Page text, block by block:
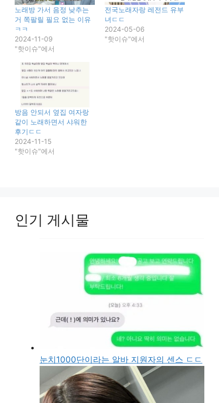
노래방 가서 음정 낮추는
거 쪽팔릴 필요 없는 이유
ㅋㅋ
2024-11-09
"핫이슈"에서
전국노래자랑 레전드 유부
녀ㄷㄷ
2024-05-06
"핫이슈"에서
방음 안되서 옆집 여자랑
같이 노래하면서 샤워한
후기ㄷㄷ
2024-11-15
"핫이슈"에서
인기 게시물
눈치1000단이라는 알바 지원자의 센스 ㄷㄷ